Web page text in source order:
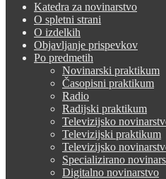
Katedra za novinarstvo
O spletni strani
O izdelkih
Objavljanje prispevkov
Po predmetih
Novinarski praktikum
Časopisni praktikum
Radio
Radijski praktikum
Televizijsko
Televizijski praktikum
Televizijsko
Specializirano
Digitalno novinarstvo